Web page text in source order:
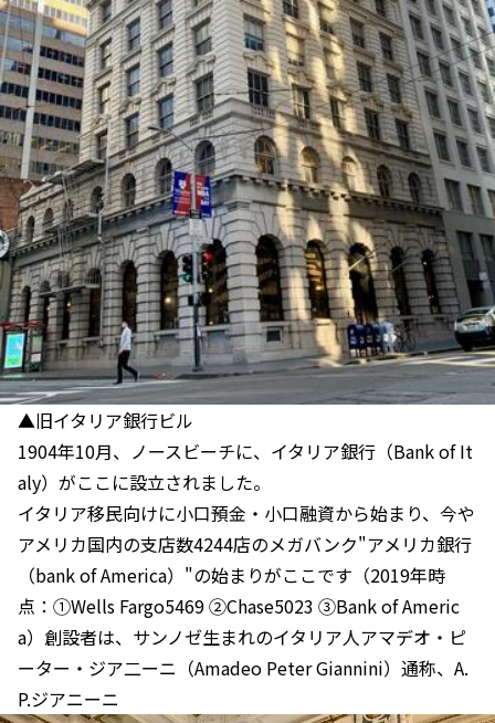
▲旧イタリア銀行ビル
1904年10月、ノースビーチに、イタリア銀行（Bank of It
aly）がここに設立されました。
イタリア移民向けに小口預金・小口融資から始まり、今や
アメリカ国内の支店数4244店のメガバンク"アメリカ銀行
（bank of America）"の始まりがここです（2019年時
点：①Wells Fargo5469 ②Chase5023 ③Bank of Americ
a）創設者は、サンノゼ生まれのイタリア人アマデオ・ピ
ーター・ジア二ーニ（Amadeo Peter Giannini）通称、A.
P.ジアニーニ